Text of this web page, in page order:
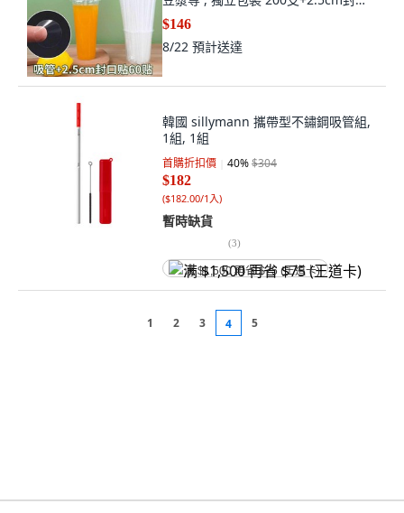
貼6
$146
8/22 預計送達
韓國 sillymann 攜帶型不鏽鋼吸管組,
1組, 1組
首購折扣價 40%$304
$182
($182.00/1入)
暫時缺貨
(3)
满 $1,500 再省 $75 (王道卡)
1 2 3 4 5